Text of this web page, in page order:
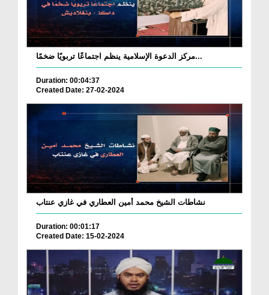
مركز الدعوة الإسلامية ينظم اجتماعًا تربويًا ضخمًا...
Duration: 00:04:37
Created Date: 27-02-2024
نشاطات الشيخ محمد أمين العطاري في غازي عنتاب
Duration: 00:01:17
Created Date: 15-02-2024